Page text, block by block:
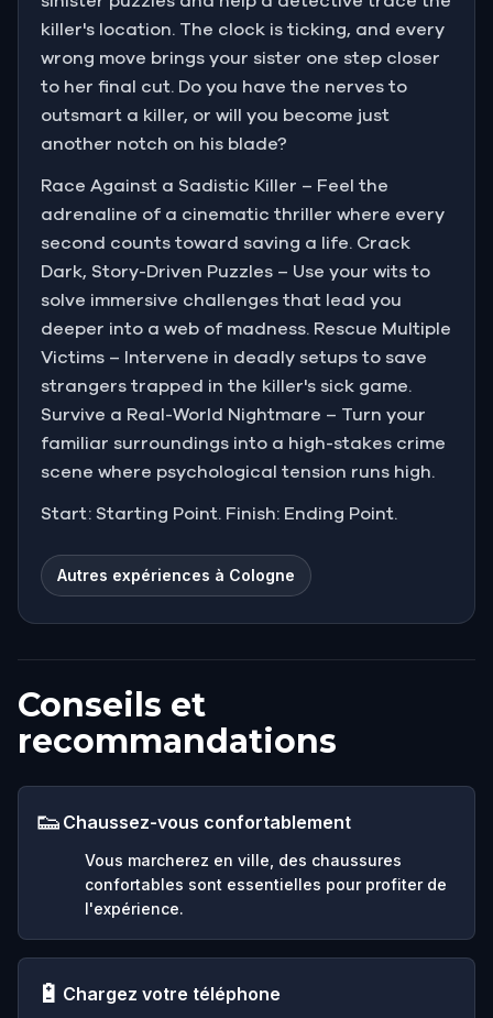
killer's location. The clock is ticking, and every
wrong move brings your sister one step closer
to her final cut. Do you have the nerves to
outsmart a killer, or will you become just
another notch on his blade?
Race Against a Sadistic Killer – Feel the
adrenaline of a cinematic thriller where every
second counts toward saving a life. Crack
Dark, Story-Driven Puzzles – Use your wits to
solve immersive challenges that lead you
deeper into a web of madness. Rescue Multiple
Victims – Intervene in deadly setups to save
strangers trapped in the killer's sick game.
Survive a Real-World Nightmare – Turn your
familiar surroundings into a high-stakes crime
scene where psychological tension runs high.
Start: Starting Point. Finish: Ending Point.
Autres expériences à Cologne
Conseils et
recommandations
👟 Chaussez-vous confortablement
Vous marcherez en ville, des chaussures
confortables sont essentielles pour profiter de
l'expérience.
🔋 Chargez votre téléphone